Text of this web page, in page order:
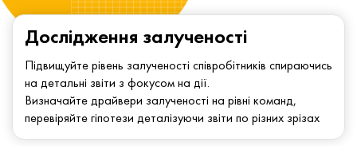
Дослідження залученості
Підвищуйте рівень залученості співробітників спираючись
на детальні звіти з фокусом на дії.
Визначайте драйвери залученості на рівні команд,
перевіряйте гіпотези деталізуючи звіти по різних зрізах